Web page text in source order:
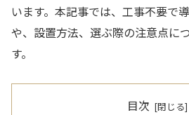
います。本記事では、工事不要で
や、設置方法、選ぶ際の注意点に
す。
目次